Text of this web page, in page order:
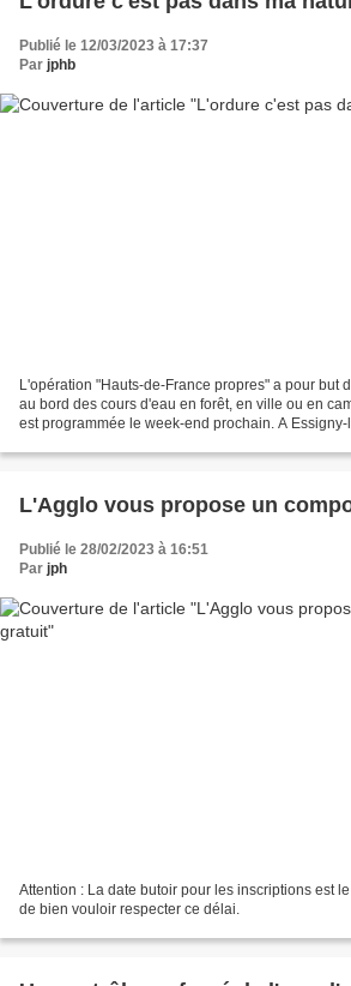
Publié le 12/03/2023 à 17:37
Par jphb
L'opération "Hauts-de-France propres" a pour but
au bord des cours d'eau en forêt, en ville ou en
est programmée le week-end prochain. A
L'Agglo vous propose un
Publié le 28/02/2023 à 16:51
Par jph
Attention : La date butoir pour les inscriptions est
de bien vouloir respecter ce délai.